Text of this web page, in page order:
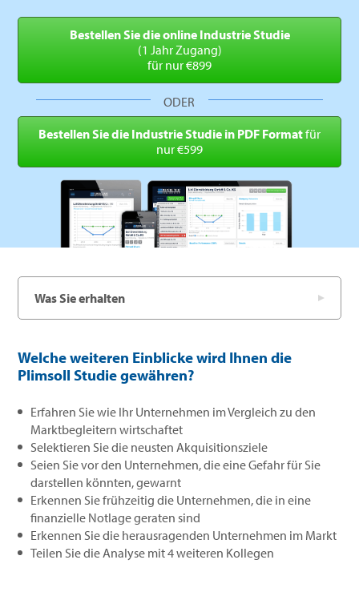
Bestellen Sie die online Industrie Studie
(1 Jahr Zugang)
für nur €899
ODER
Bestellen Sie die IndustrieStudie in PDF Formatfür
nur €599
Was Sie erhalten
Welche weiteren Einblicke wird Ihnen die
Plimsoll Studie gewähren?
Erfahren Sie wie Ihr Unternehmen im Vergleich zu den
Marktbegleitern wirtschaftet
Selektieren Sie die neusten Akquisitionsziele
Seien Sie vor den Unternehmen, die eine Gefahr für Sie
darstellen könnten, gewarnt
Erkennen Sie frühzeitig die Unternehmen, die in eine
finanzielle Notlage geraten sind
Erkennen Sie die herausragenden Unternehmen im Markt
Teilen Sie die Analyse mit 4 weiteren Kollegen